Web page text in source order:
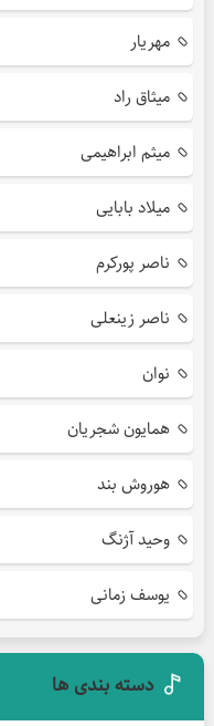
مهریار
میثاق راد
میثم ابراهیمی
میلاد بابایی
ناصر پورکرم
ناصر زینعلی
نوان
همایون شجریان
هوروش بند
وحید آژنگ
یوسف زمانی
دسته بندی ها